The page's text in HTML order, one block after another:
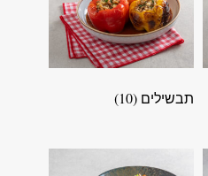
תבשילים (10)